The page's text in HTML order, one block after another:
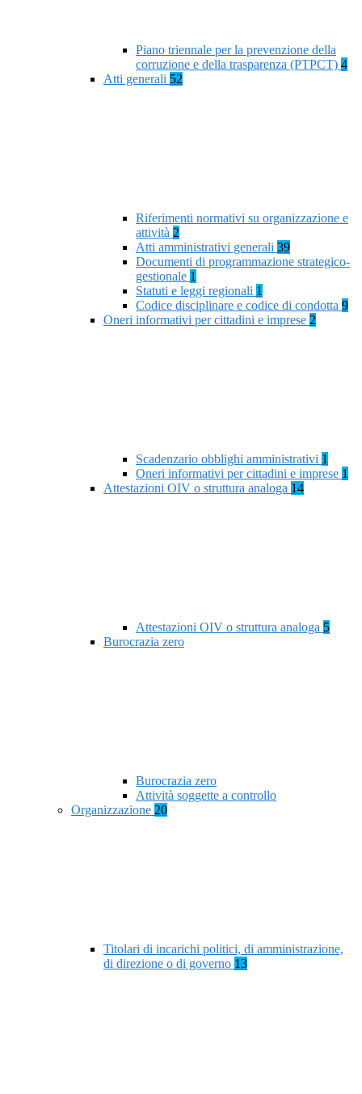
Piano triennale per la prevenzione della
corruzione e della trasparenza (PTPCT) 4
Atti generali 52
Riferimenti normativi su organizzazione e
attività 2
Atti amministrativi generali 39
Documenti di programmazione strategico-
gestionale 1
Statuti e leggi regionali 1
Codice disciplinare e codice di condotta 9
Oneri informativi per cittadini e imprese 2
Scadenzario obblighi amministrativi 1
Oneri informativi per cittadini e imprese 1
Attestazioni OIV o struttura analoga 14
Attestazioni OIV o struttura analoga 5
Burocrazia zero
Burocrazia zero
Attività soggette a controllo
Organizzazione 20
Titolari di incarichi politici, di amministrazione,
di direzione o di governo 13